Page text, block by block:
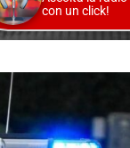
con un click!